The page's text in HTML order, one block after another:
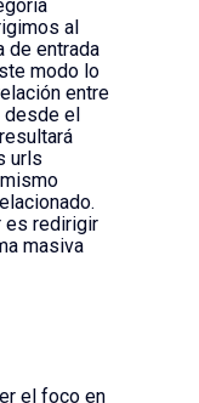
al
de entrada
modo lo
entre
desde el
urls
es redirigir
masiva
el foco en